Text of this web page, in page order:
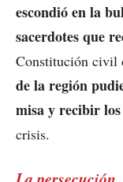
escondió en la
sacerdotes que
Constitución civil
de la región
misa y recibir
crisis.